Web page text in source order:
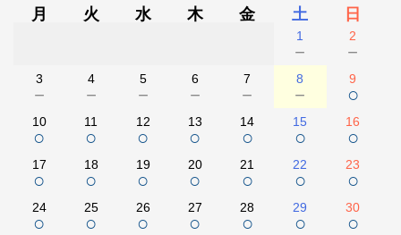
月 火 水 木 金 土 日
1
－
2
－
3
－
4
－
5
－
6
－
7
－
8
－
9
○
10
○
11
○
12
○
13
○
14
○
15
○
16
○
17
○
18
○
19
○
20
○
21
○
22
○
23
○
24
○
25
○
26
○
27
○
28
○
29
○
30
○